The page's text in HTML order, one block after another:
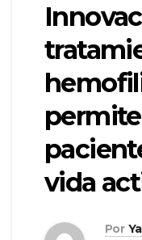
vida
Por